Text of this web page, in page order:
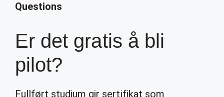
Questions
Er det gratis å bli
pilot?
Fullført studium gir sertifikat som